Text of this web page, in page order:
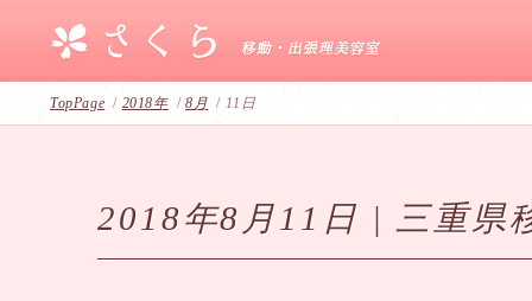
TopPage / 2018年/8月 / 11日
2018年8月11日 | 三重県